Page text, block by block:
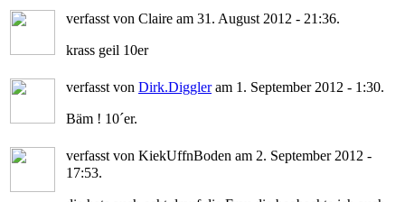
verfasst von Claire am 31. August 2012 - 21:36.
krass geil 10er
verfasst von Dirk.Diggleram 1. September 2012 - 1:30.
Bäm ! 10´er.
verfasst von KiekUffnBoden am 2. September 2012 -
17:53.